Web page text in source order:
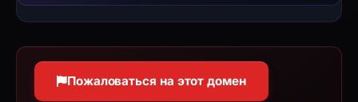
Пожаловаться на этот домен